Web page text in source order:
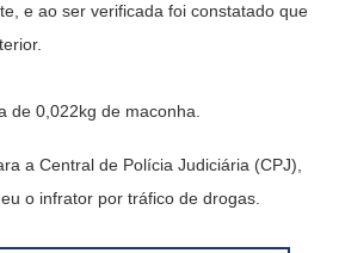
e ao ser verificada foi constatado que
de 0,022kg de maconha.
a Central de Polícia Judiciária (CPJ),
o infrator por tráfico de drogas.